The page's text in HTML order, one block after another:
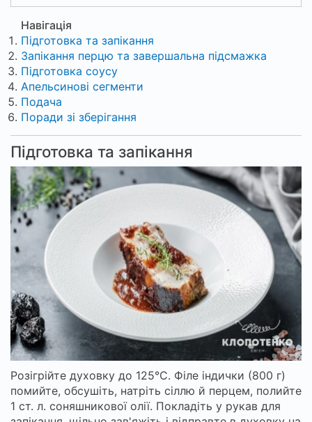
Навігація
Підготовка та запікання
Запікання перцю та завершальна підсмажка
Підготовка соусу
Апельсинові сегменти
Подача
Поради зі зберігання
Підготовка та запікання
Розігрійте духовку до 125°C. Філе індички (800 г)
помийте, обсушіть, натріть сіллю й перцем, полийте
1 ст. л. соняшникової олії. Покладіть у рукав для